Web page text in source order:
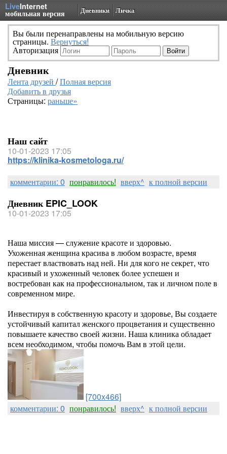
LiveInternet
мобильная версия Дневники Личка
Вы были перенаправлены на мобильную версию
страницы. Вернуться!
Авторизация
Дневник
Лента друзей /Полная версия
Добавить в друзья
Страницы: раньше»
Наш сайт
10-01-2023 17:05
https://klinika-kosmetologa.ru/
комментарии: 0 понравилось! вверх^ к полной версии
Дневник EPIC_LOOK
10-01-2023 17:05
Наша миссия — служение красоте и здоровью.
Ухоженная женщина красива в любом возрасте, время
перестает властвовать над ней. Ни для кого не секрет, что
красивый и ухоженный человек более успешен и
востребован как на профессиональном, так и личном поле в
современном мире.
Инвестируя в собственную красоту и здоровье, Вы создаете
устойчивый капитал женского процветания и существенно
повышаете качество своей жизни. Наша клиника обладает
всем необходимом, чтобы помочь Вам в этой цели.
[700x466]
комментарии: 0 понравилось! вверх^ к полной версии